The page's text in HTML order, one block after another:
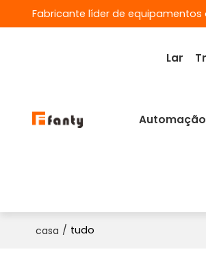
Fabricante líder de
Lar
casa / tudo